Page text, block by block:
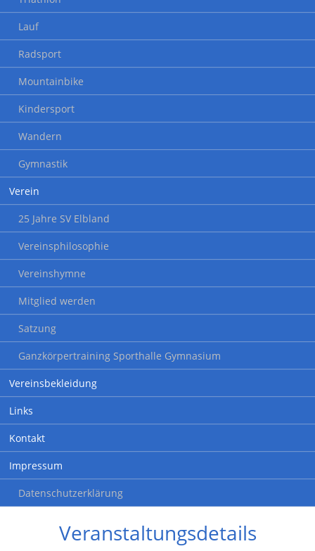
Lauf
Radsport
Mountainbike
Kindersport
Wandern
Gymnastik
Verein
25 Jahre SV Elbland
Vereinsphilosophie
Vereinshymne
Mitglied werden
Satzung
Ganzkörpertraining Sporthalle Gymnasium
Vereinsbekleidung
Links
Kontakt
Impressum
Datenschutzerklärung
Veranstaltungsdetails